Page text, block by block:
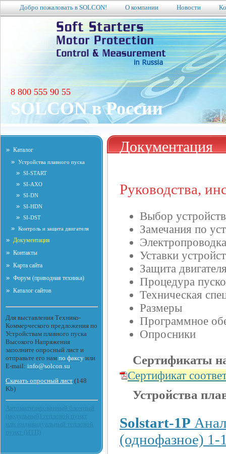
SOLCON в России
8 800 555 90 55
Добро пожаловать в SOLCON! О компании Новости
Каталог
Устройства плавного пуска
SI-START
SI-AXO
SI-DN
SI-HDN
SI-DST
Контроль и защита двигателя
Документация
Контакты
Карта сайта
Форум (приводная техника)
Каталог сайтов
Для выставления Технико-
Коммерческого предложения по
Устройствам плавного пуска
Высокого Напряжения
заполните опросный лист и
отправьте его нам по факсу или
E-mail: info@solcon.su.
Скачать опросный лист (148
Kb)
Автоматизированный блочный
(модульный) тепловой пункт
или индивидуальный тепловой
пункт (ИТП)
Документация
Руководства,
Выбор
Замечания по
Электропроводка
Уставки
Защита
Процедура
Техническая
Размеры
Программное
Опросники
Сертификаты
Сертификат
Устройства
Solstart-1P
(однофазное)